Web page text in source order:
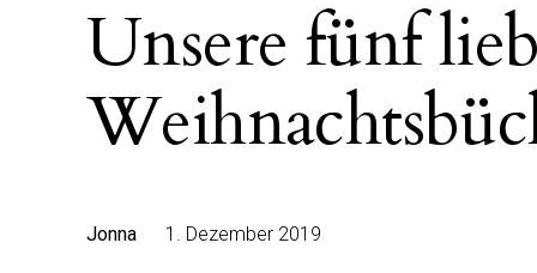
Unsere fünf
Jonna 1. Dezember 2019